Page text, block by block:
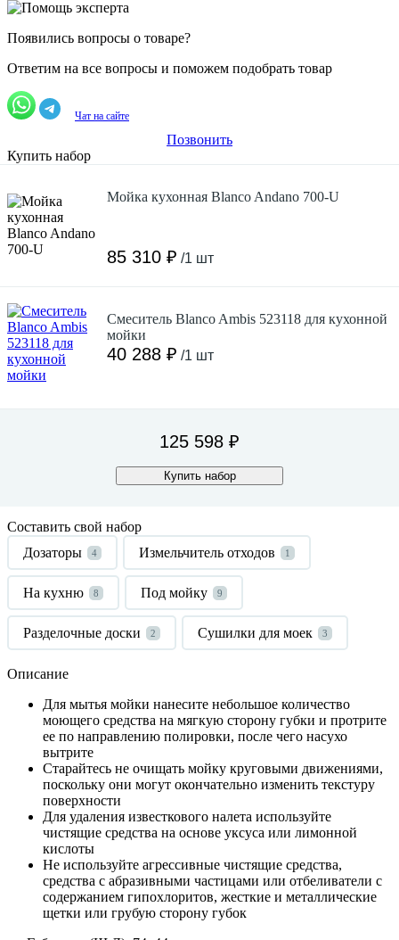
Появились вопросы о товаре?
Ответим на все вопросы и поможем подобрать товар
Чат на сайте
Позвонить
Купить набор
Мойка кухонная Blanco Andano 700-U
85 310 ₽ /1 шт
Смеситель Blanco Ambis 523118 для кухонной
мойки
40 288 ₽ /1 шт
125 598 ₽
Купить набор
Составить свой набор
Дозаторы
4 Измельчитель отходов 1
На кухню 8 Под мойку 9
Разделочные доски 2 Сушилки для моек 3
Описание
Для мытья мойки нанесите небольшое количество
моющего средства на мягкую сторону губки и протрите
ее по направлению полировки, после чего насухо
вытрите
Старайтесь не очищать мойку круговыми движениями,
поскольку они могут окончательно изменить текстуру
поверхности
Для удаления известкового налета используйте
чистящие средства на основе уксуса или лимонной
кислоты
Не используйте агрессивные чистящие средства,
средства с абразивными частицами или отбеливатели с
содержанием гипохлоритов, жесткие и металлические
щетки или грубую сторону губок